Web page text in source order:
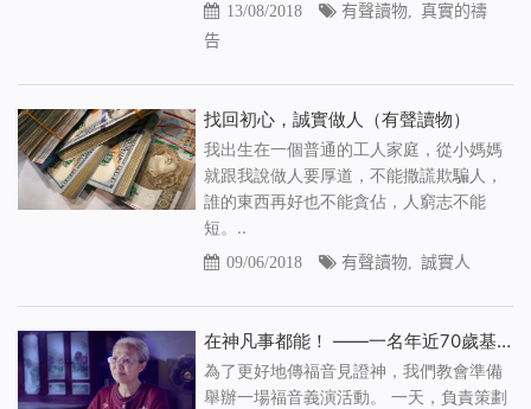
13/08/2018 有聲讀物, 真實的禱
告
找回初心，誠實做人（有聲讀物）
我出生在一個普通的工人家庭，從小媽媽
就跟我說做人要厚道，不能撒謊欺騙人，
誰的東西再好也不能貪佔，人窮志不能
短。..
09/06/2018 有聲讀物, 誠實人
在神凡事都能！ ——一名年近70歲基督徒的演員經歷（有聲讀物）
為了更好地傳福音見證神，我們教會準備
舉辦一場福音義演活動。 一天，負責策劃